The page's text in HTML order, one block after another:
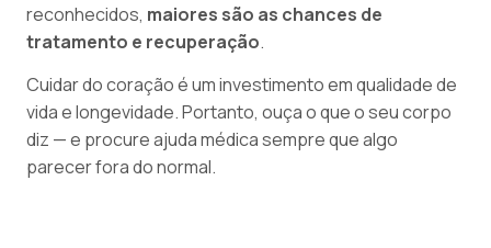
reconhecidos, maiores são as chances de
tratamento e recuperação.
Cuidar do coração é um investimento em qualidade de
vida e longevidade. Portanto, ouça o que o seu corpo
diz — e procure ajuda médica sempre que algo
parecer fora do normal.